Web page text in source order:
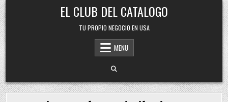
Skip
to
content
EL CLUB DEL CATALOGO
TU PROPIO NEGOCIO EN USA
MENU